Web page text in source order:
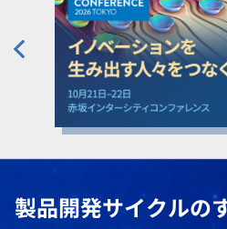
製品開発サイクルの